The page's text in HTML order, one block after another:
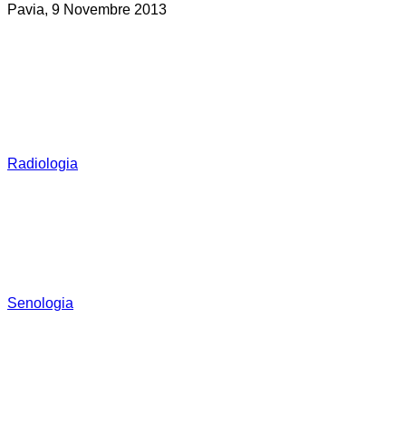
Pavia, 9 Novembre 2013
Radiologia
Senologia